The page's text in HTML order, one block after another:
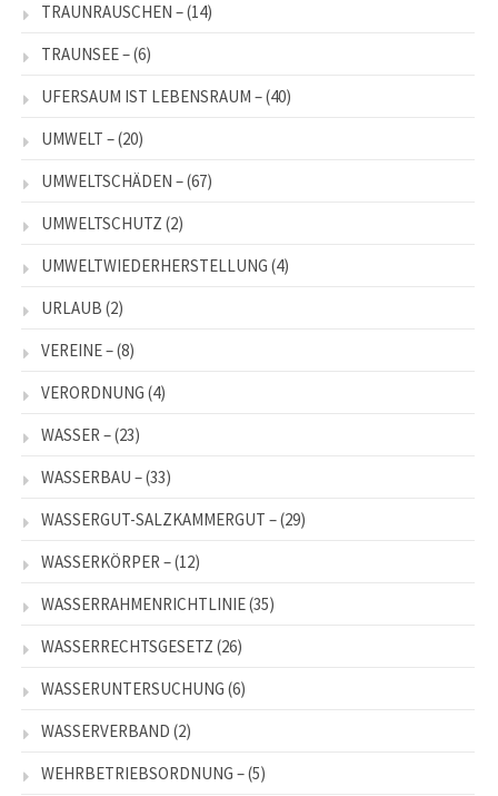
TRAUNRAUSCHEN –(14)
TRAUNSEE –(6)
UFERSAUM IST LEBENSRAUM –(40)
UMWELT –(20)
UMWELTSCHÄDEN –(67)
UMWELTSCHUTZ (2)
UMWELTWIEDERHERSTELLUNG (4)
URLAUB (2)
VEREINE –(8)
VERORDNUNG (4)
WASSER –(23)
WASSERBAU –(33)
WASSERGUT-SALZKAMMERGUT –(29)
WASSERKÖRPER –(12)
WASSERRAHMENRICHTLINIE(35)
WASSERRECHTSGESETZ (26)
WASSERUNTERSUCHUNG (6)
WASSERVERBAND (2)
WEHRBETRIEBSORDNUNG –(5)